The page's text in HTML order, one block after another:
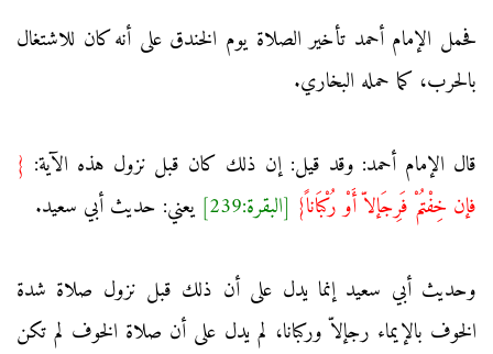
فحمل الإمام أحمد تأخير الصلاة يوم الخندق على أنه كان للاشتغال
بالحرب، كما حمله البخاري.
قال الإمام أحمد: وقد قيل: إن ذلك كان قبل نزول هذه الآية: {
فإن خِفْتُمْ فَرِجَإلاّ أَوْ رُكْبَاناً} [البقرة:239] يعني: حديث أبي سعيد.
وحديث أبي سعيد إنما يدل على أن ذلك قبل نزول صلاة شدة
الخوف بالإيماء رجإلاّ وركبانا، لم يدل على أن صلاة الخوف لم تكن